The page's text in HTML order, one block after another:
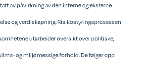
av påvirkning av den interne og eksterne
og verdiskapning. Risikostyringsprosessen
utarbeider oversikt over politiske,
og miljømessige forhold. De følger opp